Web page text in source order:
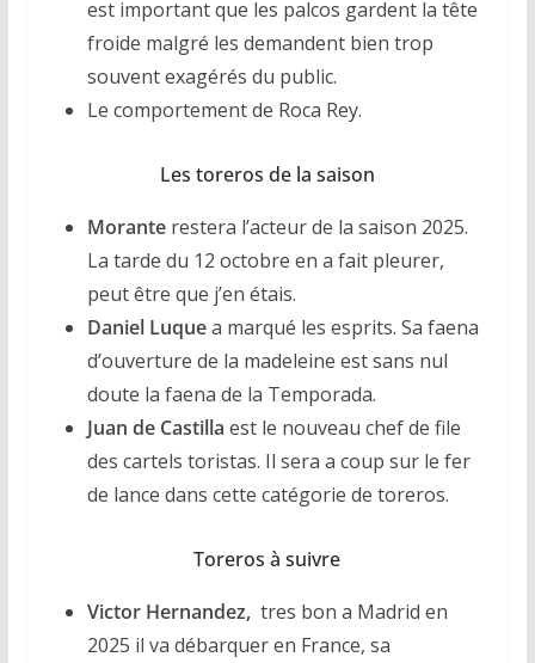
est important que les palcos gardent la tête
froide malgré les demandent bien trop
souvent exagérés du public.
Le comportement de Roca Rey.
Les toreros de la saison
Morante restera l’acteur de la saison 2025.
La tarde du 12 octobre en a fait pleurer,
peut être que j’en étais.
Daniel Luquea marqué les esprits. Sa faena
d’ouverture de la madeleine est sans nul
doute la faena de la Temporada.
Juan de Castilla est le nouveau chef de file
des cartels toristas. Il sera a coup sur le fer
de lance dans cette catégorie de toreros.
Toreros à suivre
Victor Hernandez, tres bon a Madrid en
2025 il va débarquer en France, sa